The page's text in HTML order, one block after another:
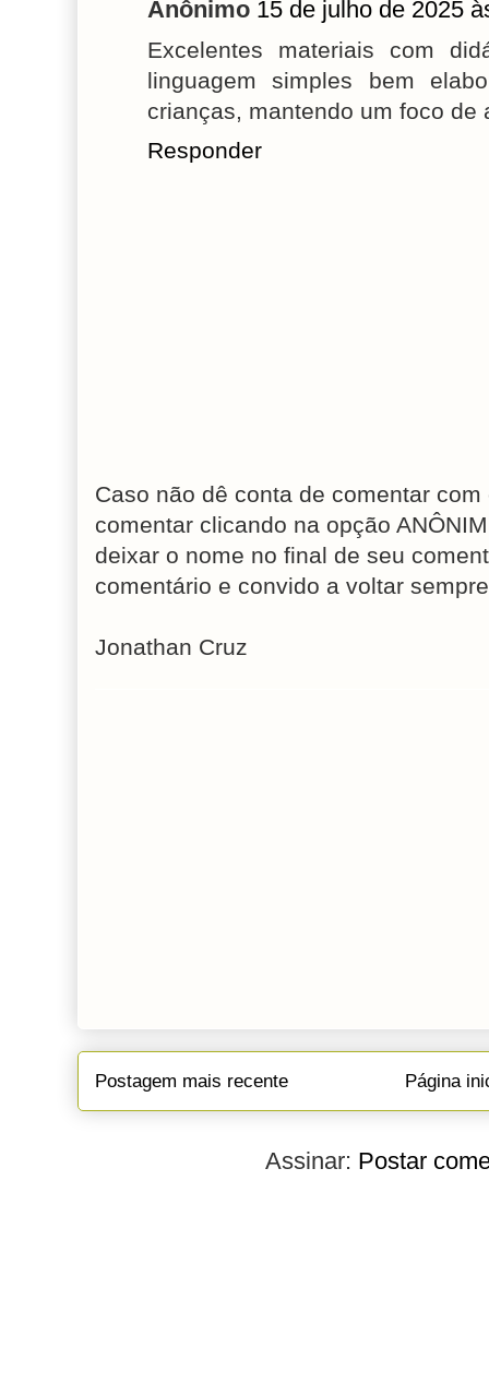
Anônimo 15 de julho de 2025
Excelentes materiais com
linguagem simples bem
crianças, mantendo um foco de
Responder
Caso não dê conta de comentar
comentar clicando na opção
deixar o nome no final de seu
comentário e convido a voltar
Jonathan Cruz
Postagem mais recente Página
Assinar: Postar